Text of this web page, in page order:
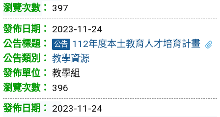
397
2023-11-24
公告 112年度本土教育人才培育計畫
教學資源
教學組
396
2023-11-24